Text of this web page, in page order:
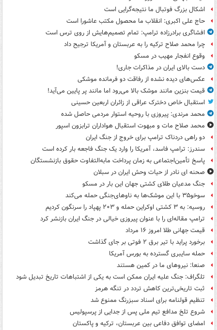
اشکال بزرگ فوتبال ما نتیجه‌گرایی است
حاج علی اکبری: انقلاب ما محصول مکتب عاشورا است
افشاگری برادرزاده ترامپ: تمام تصمیم‌هایش از روی ترس است
چرا محمد صلاح ترکیه را به عربستان و آمریکا ترجیح داد
وقوع انفجار مهیب در مسکو
دست بالای ایران در مذاکرات جاری!
عکس‌های دیده نشده از رفاقت دو فرمانده‌ موشکی
قیمت بنزین مانند موشک بالا می‌رود اما مانند پر پایین می‌آید!
استقبال خاص دخترک عراقی از زائران اربعین حسینی
محمد مرندی: پیروزی با روحیه استوار مردمی حاصل شده
محمد صلاح مات و مبهوت استقبال هواداران ترابزون اسپور
دو راهی دردناک ترامپ برای خروج از جنگ ایران
سندرز: ترامپ فاسد، آمریکا را وارد یک جنگ فاجعه بار کرده است
پاسخ تأمین‌اجتماعی به زمان پرداخت مابه‌التفاوت حقوق بازنشستگان
صحنه ای نادر از حیات وحش ایران در سبلان
جنگ مدعیان طلای کشتی جهان این بار در مسکو
سوخو۳۵ با این موشک‌ها به ناوهای‌جنگی حمله می‌کند
روسیه: به ۳ کشتی اوکراین حمله و ۲۰۳ پهپاد را سرنگون کردیم
ترامپ مقاله‌ای را با عنوان پیروزی خیالی در جنگ ایران بازنشر کرد
قیمت جهانی طلا امروز ۱۶ مرداد
برخورد پراید با تیر برق ۲ فوتی بر جای گذاشت
حمله سایبری گسترده به بورس آمریکا
صنعا: نیروهای ما در کمین‌ هستند
تلگراف: جنگ علیه ایران ممکن است به یکی از اشتباهات تاریخ تبدیل شود
ثبت تاریخی‌ترین کاهش تردد در تنگه هرمز
تنظیم قولنامه برای اسناد سبزرنگ ممنوع شد
شروع تلخ مدافع تیم ملی پس از جدایی از پرسپولیس
امضای توافق دفاعی بین عربستان، ترکیه و پاکستان